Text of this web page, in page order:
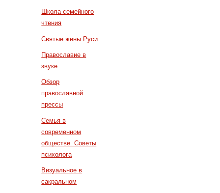
Школа семейного
чтения
Святые жены Руси
Православие в
звуке
Обзор
православной
прессы
Семья в
современном
обществе. Советы
психолога
Визуальное в
сакральном